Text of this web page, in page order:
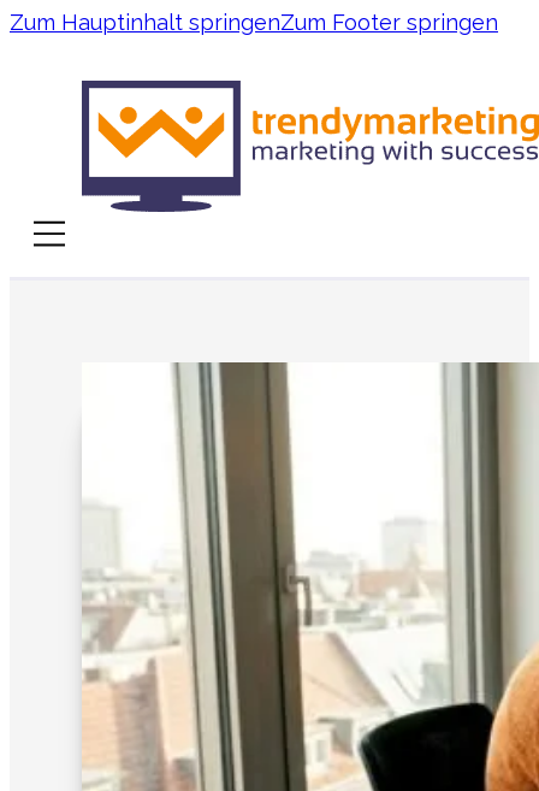
Zum Hauptinhalt springenZum Footer springen